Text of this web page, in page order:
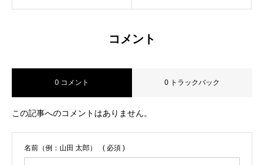
コメント
0 コメント 0 トラックバック
この記事へのコメントはありません。
名前（例：山田 太郎） ( 必須 )